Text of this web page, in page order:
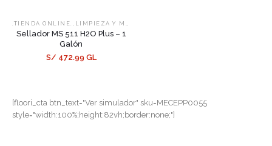
.TIENDA ONLINE. LIMPIEZA Y MANTENIMIENTO
Sellador MS 511 H2O Plus – 1
Galón
S/ 472.99 GL
[floori_cta btn_text="Ver simulador" sku=MECEPP0055
style="width:100%;height:82vh;border:none;"]